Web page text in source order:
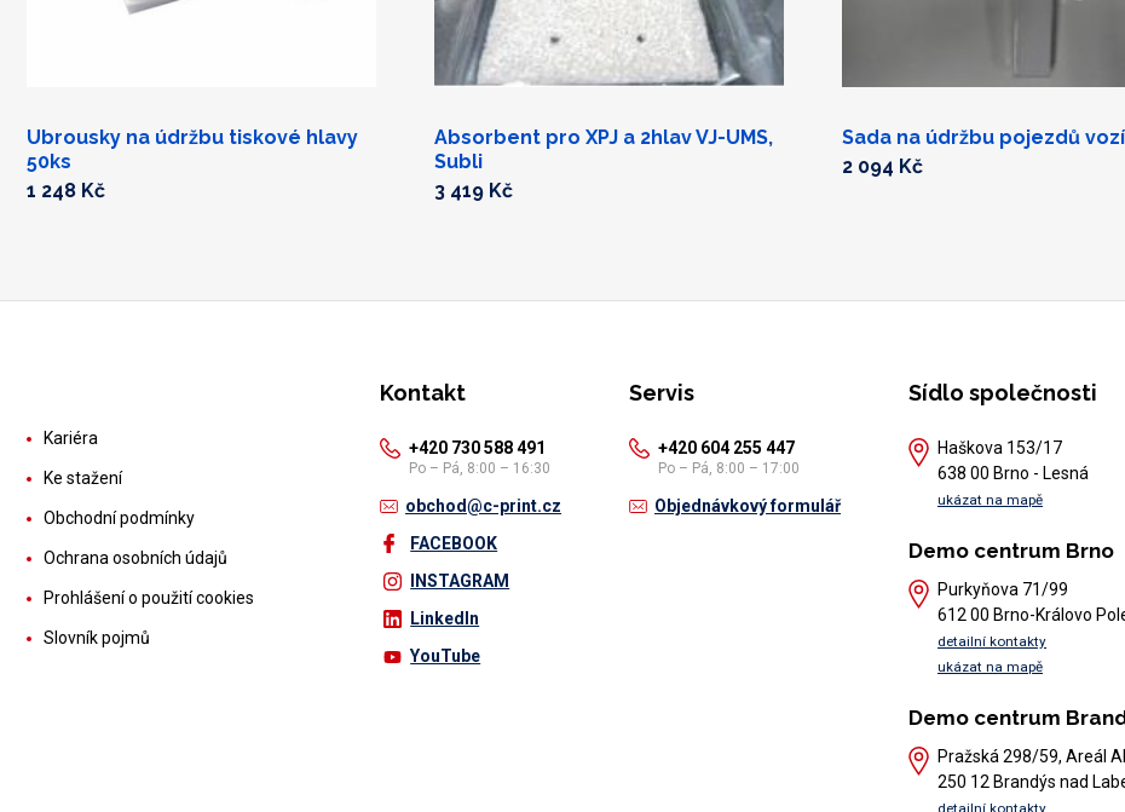
Ubrousky na údržbu tiskové hlavy
50ks
1 248 Kč
Absorbent pro XPJ a 2hlav VJ-UMS,
Subli
3 419 Kč
Sada na údržbu pojezdů
2 094 Kč
Kariéra
Ke stažení
Obchodní podmínky
Ochrana osobních údajů
Prohlášení o použití cookies
Slovník pojmů
Kontakt
+420 730 588 491
Po – Pá, 8:00 – 16:30
obchod@c-print.cz
FACEBOOK
INSTAGRAM
LinkedIn
YouTube
Servis
+420 604 255 447
Po – Pá, 8:00 – 17:00
Objednávkový formulář
Sídlo společnosti
Haškova 153/17
638 00 Brno - Lesná
ukázat na mapě
Demo centrum Brno
Purkyňova 71/99
612 00 Brno-Královo
detailní kontakty
ukázat na mapě
Demo centrum
Pražská 298/59, Areál
250 12 Brandýs nad
detailní kontakty